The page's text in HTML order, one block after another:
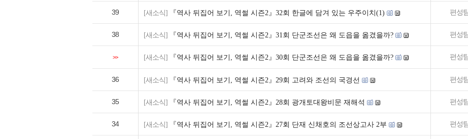
39 [새소식] 『역사 뒤집어 보기, 역썰 시즌2』32회 한글에 담겨 있는 우주이치(1) 편성
38 [새소식] 『역사 뒤집어 보기, 역썰 시즌2』31회 단군조선은 왜 도읍을 옮겼을까? 편성
>> [새소식] 『역사 뒤집어 보기, 역썰 시즌2』30회 단군조선은 왜 도읍을 옮겼을까? 편성
36 [새소식] 『역사 뒤집어 보기, 역썰 시즌2』29회 고려와 조선의 국경선 편성
35 [새소식] 『역사 뒤집어 보기, 역썰 시즌2』28회 광개토대왕비문 재해석 편성
34 [새소식] 『역사 뒤집어 보기, 역썰 시즌2』27회 단재 신채호의 조선상고사 2부 편성